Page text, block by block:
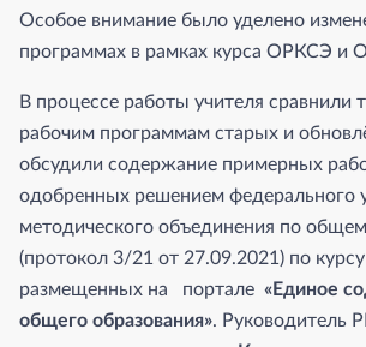
Особое внимание было уделено
программах в рамках курса ОРКСЭ и
В процессе работы учителя сравнили
рабочим программам старых и
обсудили содержание примерных
одобренных решением федерального
методического объединения по
(протокол 3/21 от 27.09.2021) по
размещенных на портале «Единое
общего образования». Руководитель